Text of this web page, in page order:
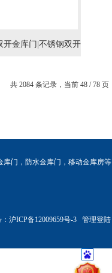
开金库门|不锈钢双开
共 2084 条记录，当前 48 / 78 页
库门 ， 防水金库门 ， 移动金库房等
沪ICP备12009659号-3 管理登陆